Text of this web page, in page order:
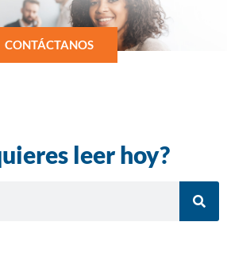
CONTÁCTANOS
leer hoy?